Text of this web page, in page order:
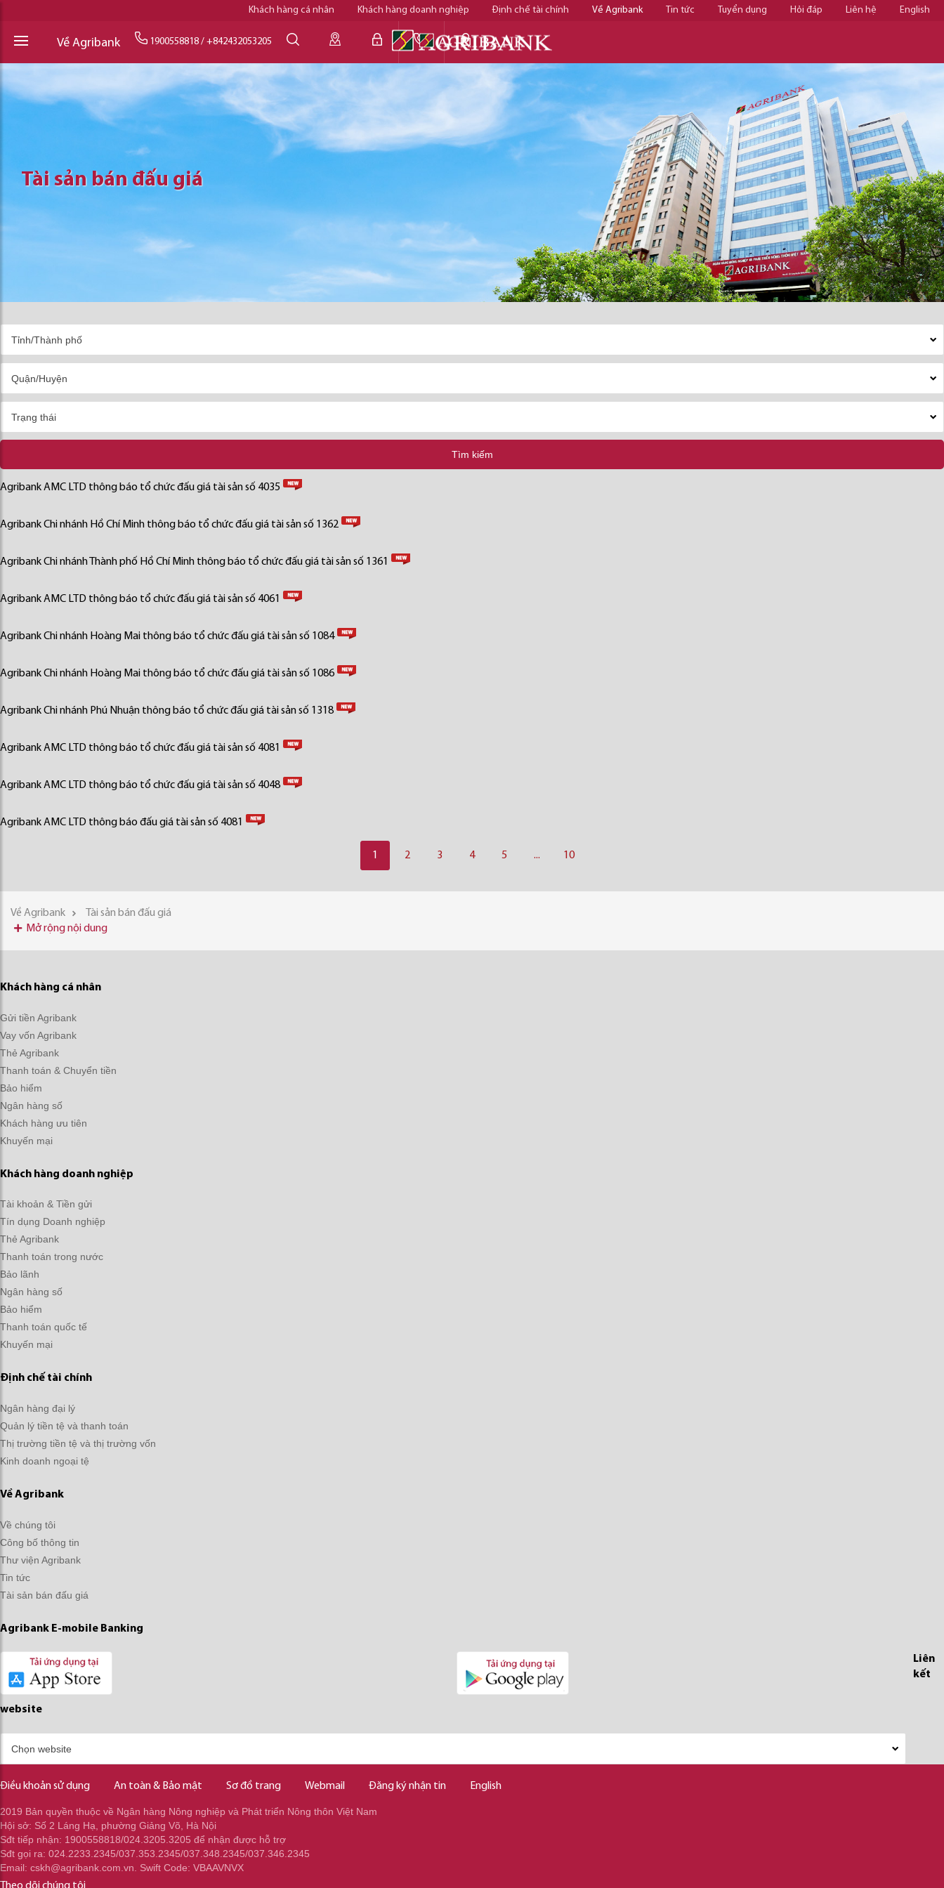
Khách hàng cá nhân Khách hàng doanh nghiệp Định chế tài chính Về Agribank Tin tức Tuyển dụng Hỏi đáp Liên hệ English
Về Agribank 1900558818 / +842432053205
Tài sản bán đấu giá
Tài sản bán đấu giá
Tài sản bán đấu giá
Tìm kiếm
Agribank AMC LTD thông báo tổ chức đấu giá tài sản số 4035
Agribank Chi nhánh Hồ Chí Minh thông báo tổ chức đấu giá tài sản số 1362
Agribank Chi nhánh Thành phố Hồ Chí Minh thông báo tổ chức đấu giá tài sản số 1361
Agribank AMC LTD thông báo tổ chức đấu giá tài sản số 4061
Agribank Chi nhánh Hoàng Mai thông báo tổ chức đấu giá tài sản số 1084
Agribank Chi nhánh Hoàng Mai thông báo tổ chức đấu giá tài sản số 1086
Agribank Chi nhánh Phú Nhuận thông báo tổ chức đấu giá tài sản số 1318
Agribank AMC LTD thông báo tổ chức đấu giá tài sản số 4081
Agribank AMC LTD thông báo tổ chức đấu giá tài sản số 4048
Agribank AMC LTD thông báo đấu giá tài sản số 4081
1 2 3 4 5 ... 10
Về Agribank
Tài sản bán đấu giá
Mở rộng nội dung
Khách hàng cá nhân
Gửi tiền Agribank
Vay vốn Agribank
Thẻ Agribank
Thanh toán & Chuyển tiền
Bảo hiểm
Ngân hàng số
Khách hàng ưu tiên
Khuyến mại
Khách hàng doanh nghiệp
Tài khoản & Tiền gửi
Tín dụng Doanh nghiệp
Thẻ Agribank
Thanh toán trong nước
Bảo lãnh
Ngân hàng số
Bảo hiểm
Thanh toán quốc tế
Khuyến mại
Định chế tài chính
Ngân hàng đại lý
Quản lý tiền tệ và thanh toán
Thị trường tiền tệ và thị trường vốn
Kinh doanh ngoại tệ
Về Agribank
Về chúng tôi
Công bố thông tin
Thư viện Agribank
Tin tức
Tài sản bán đấu giá
Agribank E-mobile Banking
Liên
kết
website
Điều khoản sử dụng An toàn & Bảo mật Sơ đồ trang Webmail Đăng ký nhận tin English
2019 Bản quyền thuộc về Ngân hàng Nông nghiệp và Phát triển Nông thôn Việt Nam
Hội sở: Số 2 Láng Hạ, phường Giảng Võ, Hà Nội
Sđt tiếp nhận: 1900558818/024.3205.3205 để nhận được hỗ trợ
Sđt gọi ra: 024.2233.2345/037.353.2345/037.348.2345/037.346.2345
Email: cskh@agribank.com.vn. Swift Code: VBAAVNVX